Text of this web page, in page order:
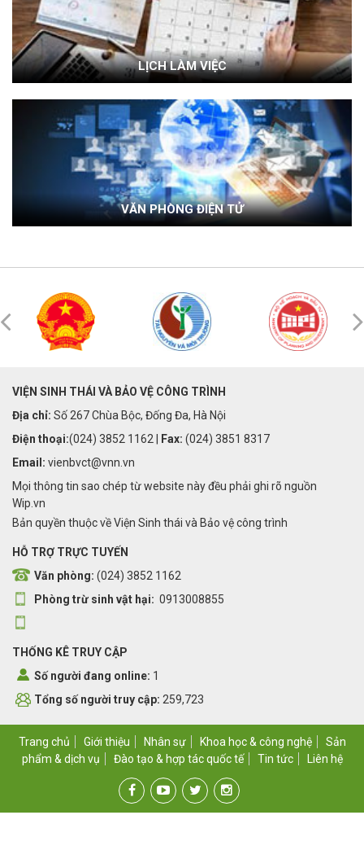
LỊCH LÀM VIỆC
VĂN PHÒNG ĐIỆN TỬ
VIỆN SINH THÁI VÀ BẢO VỆ CÔNG TRÌNH
Địa chỉ: Số 267 Chùa Bộc, Đống Đa, Hà Nội
Điện thoại:(024) 3852 1162 | Fax: (024) 3851 8317
Email: vienbvct@vnn.vn
Mọi thông tin sao chép từ website này đều phải ghi rõ nguồn
Wip.vn
Bản quyền thuộc về Viện Sinh thái và Bảo vệ công trình
HỖ TRỢ TRỰC TUYẾN
Văn phòng: (024) 3852 1162
Phòng trừ sinh vật hại: 0913008855
THỐNG KÊ TRUY CẬP
Số người đang online: 1
Tổng số người truy cập: 259,723
Trang chủ Giới thiệu Nhân sự Khoa học & công nghệ
Sản
phẩm & dịch vụ
Đào tạo & hợp tác quốc tế Tin tức Liên hệ